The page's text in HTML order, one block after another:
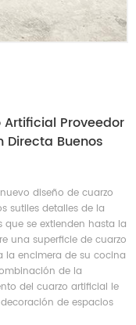
Artificial Proveedor
Directa Buenos
diseño de cuarzo
sutiles detalles de la
que se extienden hasta la
una superficie de cuarzo
la encimera de su cocina
de la
del cuarzo artificial le
de espacios